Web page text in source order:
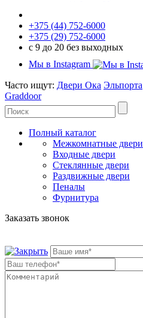
+375 (44) 752-6000
+375 (29) 752-6000
с 9 до 20 без выходных
Мы в Instagram
Часто ищут: Двери Ока Эльпорта
Graddoor
Полный каталог
Межкомнатные двери
Входные двери
Стеклянные двери
Раздвижные двери
Пеналы
Фурнитура
Заказать звонок